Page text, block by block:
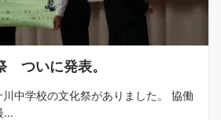
ついに発表。
中学校の文化祭がありました。 協働
...